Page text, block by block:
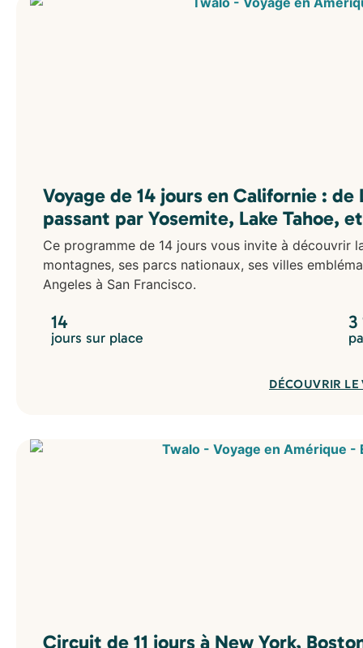
Voyage de 14 jours en Californie : de
passant par Yosemite, Lake Tahoe,
Ce programme de 14 jours vous invite à découvrir
montagnes, ses parcs nationaux, ses villes
Angeles à San Francisco.
14
jours sur place
3
DÉCOUVRIR LE
Circuit de 11 jours à New York,